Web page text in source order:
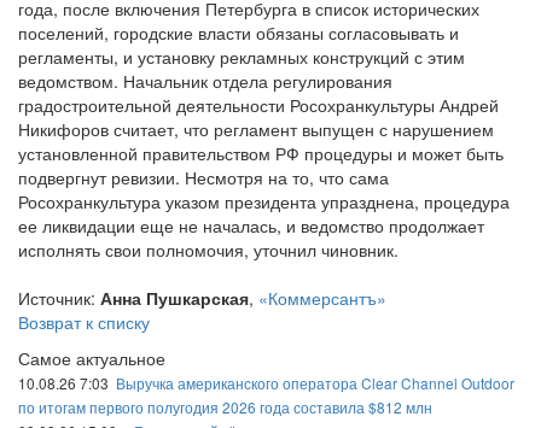
года, после включения Петербурга в список исторических
поселений, городские власти обязаны согласовывать и
регламенты, и установку рекламных конструкций с этим
ведомством. Начальник отдела регулирования
градостроительной деятельности Росохранкультуры Андрей
Никифоров считает, что регламент выпущен с нарушением
установленной правительством РФ процедуры и может быть
подвергнут ревизии. Несмотря на то, что сама
Росохранкультура указом президента упразднена, процедура
ее ликвидации еще не началась, и ведомство продолжает
исполнять свои полномочия, уточнил чиновник.
Источник: Анна Пушкарская, «Коммерсантъ»
Возврат к списку
Самое актуальное
10.08.26 7:03 Выручка американского оператора Clear Channel Outdoor
по итогам первого полугодия 2026 года составила $812 млн